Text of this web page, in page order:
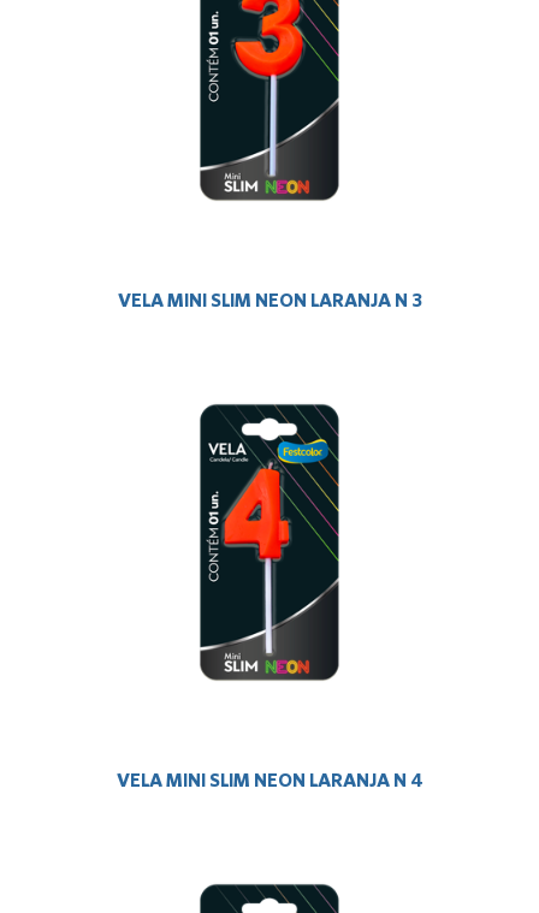
VELA MINI SLIM NEON LARANJA N 3
VELA MINI SLIM NEON LARANJA N 4